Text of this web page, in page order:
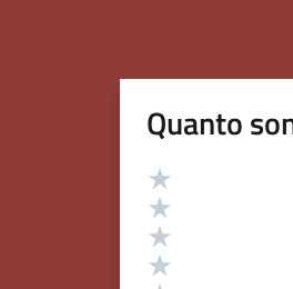
Quanto
Valutazione